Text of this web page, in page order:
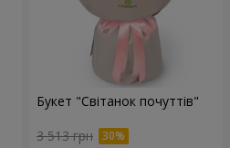
Букет "Світанок почуттів"
3 513 грн